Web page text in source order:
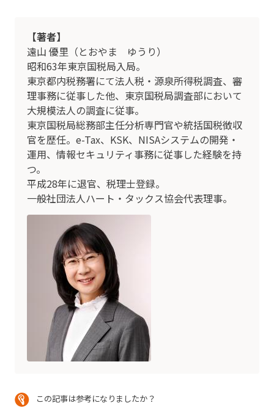
【著者】
遠山 優里（とおやま ゆうり）
昭和63年東京国税局入局。
東京都内税務署にて法人税・源泉所得税調査、審
理事務に従事した他、東京国税局調査部において
大規模法人の調査に従事。
東京国税局総務部主任分析専門官や統括国税徴収
官を歴任。e-Tax、KSK、NISAシステムの開発・
運用、情報セキュリティ事務に従事した経験を持
つ。
平成28年に退官、税理士登録。
一般社団法人ハート・タックス協会代表理事。
この記事は参考になりましたか？